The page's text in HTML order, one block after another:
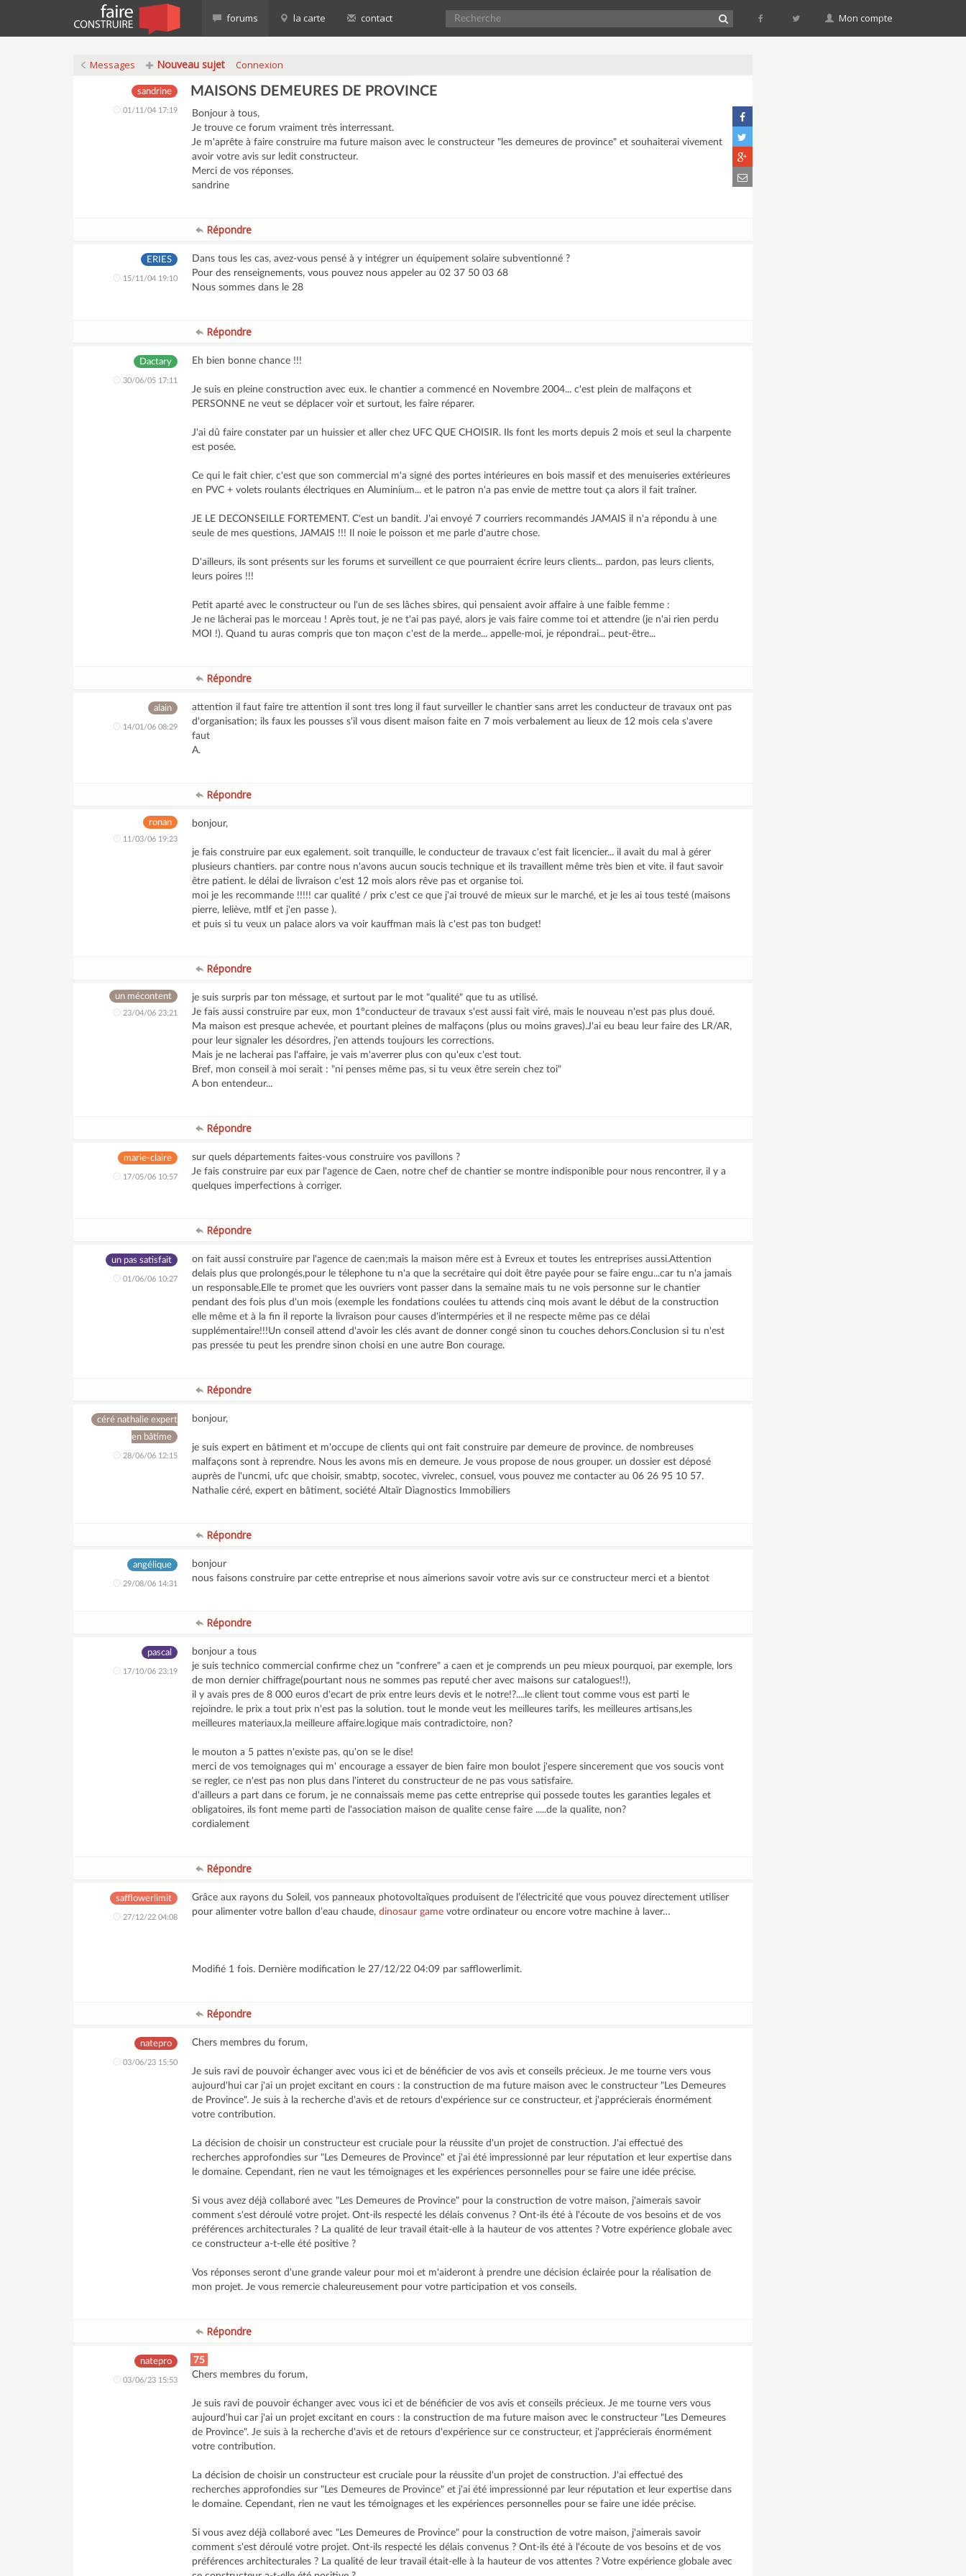
forums la carte contact Mon compte
Messages Nouveau sujet Connexion
sandrine
01/11/04 17:19
MAISONS DEMEURES DE PROVINCE
Bonjour à tous,
Je trouve ce forum vraiment très interressant.
Je m'aprête à faire construire ma future maison avec le constructeur "les demeures de province" et souhaiterai vivement
avoir votre avis sur ledit constructeur.
Merci de vos réponses.
sandrine
Répondre
ERIES
15/11/04 19:10
Dans tous les cas, avez-vous pensé à y intégrer un équipement solaire subventionné ?
Pour des renseignements, vous pouvez nous appeler au 02 37 50 03 68
Nous sommes dans le 28
Répondre
Dactary
30/06/05 17:11
Eh bien bonne chance !!!
Je suis en pleine construction avec eux. le chantier a commencé en Novembre 2004... c'est plein de malfaçons et
PERSONNE ne veut se déplacer voir et surtout, les faire réparer.
J'ai dû faire constater par un huissier et aller chez UFC QUE CHOISIR. Ils font les morts depuis 2 mois et seul la charpente
est posée.
Ce qui le fait chier, c'est que son commercial m'a signé des portes intérieures en bois massif et des menuiseries extérieures
en PVC + volets roulants électriques en Aluminium... et le patron n'a pas envie de mettre tout ça alors il fait traîner.
JE LE DECONSEILLE FORTEMENT. C'est un bandit. J'ai envoyé 7 courriers recommandés JAMAIS il n'a répondu à une
seule de mes questions, JAMAIS !!! Il noie le poisson et me parle d'autre chose.
D'ailleurs, ils sont présents sur les forums et surveillent ce que pourraient écrire leurs clients... pardon, pas leurs clients,
leurs poires !!!
Petit aparté avec le constructeur ou l'un de ses lâches sbires, qui pensaient avoir affaire à une faible femme :
Je ne lâcherai pas le morceau ! Après tout, je ne t'ai pas payé, alors je vais faire comme toi et attendre (je n'ai rien perdu
MOI !). Quand tu auras compris que ton maçon c'est de la merde... appelle-moi, je répondrai... peut-être...
Répondre
alain
14/01/06 08:29
attention il faut faire tre attention il sont tres long il faut surveiller le chantier sans arret les conducteur de travaux ont pas
d'organisation; ils faux les pousses s'il vous disent maison faite en 7 mois verbalement au lieux de 12 mois cela s'avere
faut
A.
Répondre
ronan
11/03/06 19:23
bonjour,
je fais construire par eux egalement. soit tranquille, le conducteur de travaux c'est fait licencier... il avait du mal à gérer
plusieurs chantiers. par contre nous n'avons aucun soucis technique et ils travaillent même très bien et vite. il faut savoir
être patient. le délai de livraison c'est 12 mois alors rêve pas et organise toi.
moi je les recommande !!!!! car qualité / prix c'est ce que j'ai trouvé de mieux sur le marché, et je les ai tous testé (maisons
pierre, leliève, mtlf et j'en passe ).
et puis si tu veux un palace alors va voir kauffman mais là c'est pas ton budget!
Répondre
un mécontent
23/04/06 23:21
je suis surpris par ton méssage, et surtout par le mot "qualité" que tu as utilisé.
Je fais aussi construire par eux, mon 1°conducteur de travaux s'est aussi fait viré, mais le nouveau n'est pas plus doué.
Ma maison est presque achevée, et pourtant pleines de malfaçons (plus ou moins graves).J'ai eu beau leur faire des LR/AR,
pour leur signaler les désordres, j'en attends toujours les corrections.
Mais je ne lacherai pas l'affaire, je vais m'averrer plus con qu'eux c'est tout.
Bref, mon conseil à moi serait : "ni penses même pas, si tu veux être serein chez toi"
A bon entendeur...
Répondre
marie-claire
17/05/06 10:57
sur quels départements faites-vous construire vos pavillons ?
Je fais construire par eux par l'agence de Caen, notre chef de chantier se montre indisponible pour nous rencontrer, il y a
quelques imperfections à corriger.
Répondre
un pas satisfait
01/06/06 10:27
on fait aussi construire par l'agence de caen;mais la maison mêre est à Evreux et toutes les entreprises aussi.Attention
delais plus que prolongés,pour le télephone tu n'a que la secrétaire qui doit être payée pour se faire engu...car tu n'a jamais
un responsable.Elle te promet que les ouvriers vont passer dans la semaine mais tu ne vois personne sur le chantier
pendant des fois plus d'un mois (exemple les fondations coulées tu attends cinq mois avant le début de la construction
elle même et à la fin il reporte la livraison pour causes d'intermpéries et il ne respecte même pas ce délai
supplémentaire!!!Un conseil attend d'avoir les clés avant de donner congé sinon tu couches dehors.Conclusion si tu n'est
pas pressée tu peut les prendre sinon choisi en une autre Bon courage.
Répondre
céré nathalie expert
en bâtime
28/06/06 12:15
bonjour,
je suis expert en bâtiment et m'occupe de clients qui ont fait construire par demeure de province. de nombreuses
malfaçons sont à reprendre. Nous les avons mis en demeure. Je vous propose de nous grouper. un dossier est déposé
auprès de l'uncmi, ufc que choisir, smabtp, socotec, vivrelec, consuel, vous pouvez me contacter au 06 26 95 10 57.
Nathalie céré, expert en bâtiment, société Altaïr Diagnostics Immobiliers
Répondre
angélique
29/08/06 14:31
bonjour
nous faisons construire par cette entreprise et nous aimerions savoir votre avis sur ce constructeur merci et a bientot
Répondre
pascal
17/10/06 23:19
bonjour a tous
je suis technico commercial confirme chez un "confrere" a caen et je comprends un peu mieux pourquoi, par exemple, lors
de mon dernier chiffrage(pourtant nous ne sommes pas reputé cher avec maisons sur catalogues!!),
il y avais pres de 8 000 euros d'ecart de prix entre leurs devis et le notre!?....le client tout comme vous est parti le
rejoindre. le prix a tout prix n'est pas la solution. tout le monde veut les meilleures tarifs, les meilleures artisans,les
meilleures materiaux,la meilleure affaire.logique mais contradictoire, non?
le mouton a 5 pattes n'existe pas, qu'on se le dise!
merci de vos temoignages qui m' encourage a essayer de bien faire mon boulot j'espere sincerement que vos soucis vont
se regler, ce n'est pas non plus dans l'interet du constructeur de ne pas vous satisfaire.
d'ailleurs a part dans ce forum, je ne connaissais meme pas cette entreprise qui possede toutes les garanties legales et
obligatoires, ils font meme parti de l'association maison de qualite cense faire .....de la qualite, non?
cordialement
Répondre
safflowerlimit
27/12/22 04:08
Grâce aux rayons du Soleil, vos panneaux photovoltaïques produisent de l’électricité que vous pouvez directement utiliser
pour alimenter votre ballon d’eau chaude,dinosaur game votre ordinateur ou encore votre machine à laver…
Modifié 1 fois. Dernière modification le 27/12/22 04:09 par safflowerlimit.
Répondre
natepro
03/06/23 15:50
Chers membres du forum,
Je suis ravi de pouvoir échanger avec vous ici et de bénéficier de vos avis et conseils précieux. Je me tourne vers vous
aujourd'hui car j'ai un projet excitant en cours : la construction de ma future maison avec le constructeur "Les Demeures
de Province". Je suis à la recherche d'avis et de retours d'expérience sur ce constructeur, et j'apprécierais énormément
votre contribution.
La décision de choisir un constructeur est cruciale pour la réussite d'un projet de construction. J'ai effectué des
recherches approfondies sur "Les Demeures de Province" et j'ai été impressionné par leur réputation et leur expertise dans
le domaine. Cependant, rien ne vaut les témoignages et les expériences personnelles pour se faire une idée précise.
Si vous avez déjà collaboré avec "Les Demeures de Province" pour la construction de votre maison, j'aimerais savoir
comment s'est déroulé votre projet. Ont-ils respecté les délais convenus ? Ont-ils été à l'écoute de vos besoins et de vos
préférences architecturales ? La qualité de leur travail était-elle à la hauteur de vos attentes ? Votre expérience globale avec
ce constructeur a-t-elle été positive ?
Vos réponses seront d'une grande valeur pour moi et m'aideront à prendre une décision éclairée pour la réalisation de
mon projet. Je vous remercie chaleureusement pour votre participation et vos conseils.
Répondre
natepro
03/06/23 15:53
75
Chers membres du forum,
Je suis ravi de pouvoir échanger avec vous ici et de bénéficier de vos avis et conseils précieux. Je me tourne vers vous
aujourd'hui car j'ai un projet excitant en cours : la construction de ma future maison avec le constructeur "Les Demeures
de Province". Je suis à la recherche d'avis et de retours d'expérience sur ce constructeur, et j'apprécierais énormément
votre contribution.
La décision de choisir un constructeur est cruciale pour la réussite d'un projet de construction. J'ai effectué des
recherches approfondies sur "Les Demeures de Province" et j'ai été impressionné par leur réputation et leur expertise dans
le domaine. Cependant, rien ne vaut les témoignages et les expériences personnelles pour se faire une idée précise.
Si vous avez déjà collaboré avec "Les Demeures de Province" pour la construction de votre maison, j'aimerais savoir
comment s'est déroulé votre projet. Ont-ils respecté les délais convenus ? Ont-ils été à l'écoute de vos besoins et de vos
préférences architecturales ? La qualité de leur travail était-elle à la hauteur de vos attentes ? Votre expérience globale avec